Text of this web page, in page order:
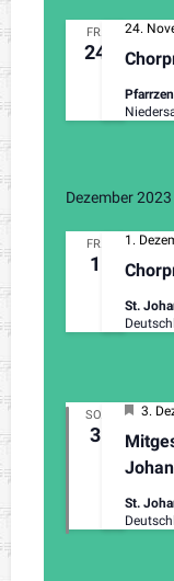
FR.
24
24.
Dezember 2023
FR.
1
1.
St.
SO.
3
H
r
v
o
g
e
3.
St.